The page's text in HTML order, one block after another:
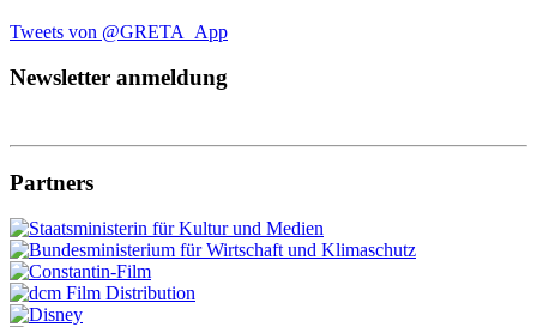
Tweets von @GRETA_App
Newsletter anmeldung
Partners